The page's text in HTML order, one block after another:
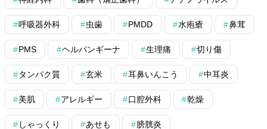
呼吸器外科 虫歯 PMDD 水疱瘡 鼻茸
PMS ヘルパンギーナ 生理痛 切り傷
タンパク質 玄米 耳鼻いんこう 中耳炎
美肌 アレルギー 口腔外科 乾燥
しゃっくり あせも 膀胱炎